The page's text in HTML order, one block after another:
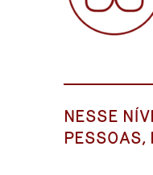
NESSE
PESSOAS,